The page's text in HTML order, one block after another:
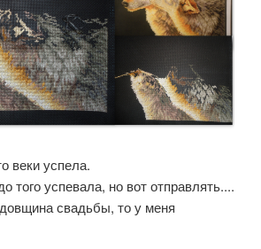
веки успела.
того успевала, но вот отправлять....
свадьбы, то у меня